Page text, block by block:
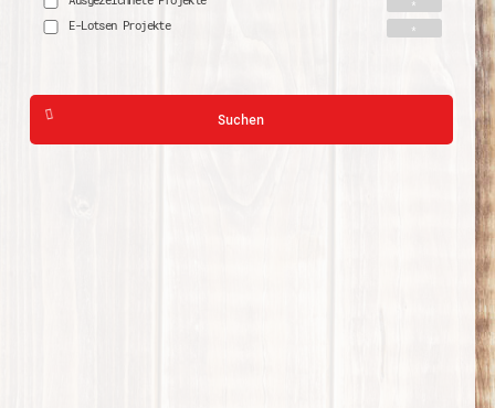
E-Lotsen Projekte
Suchen